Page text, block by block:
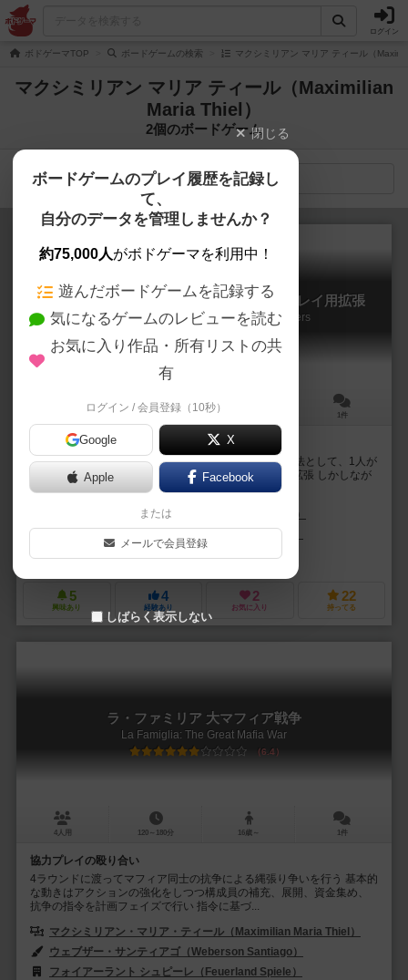
ログイン
ボドゲーマTOP ボードゲームの検索 マクシミリアン マリア ティール（
マクシミリアン マリア ティール（Maximilian
Maria Thiel）
2個のボードゲーム
検索メニュー
ラ・ファミリア 大マフィア戦争：2/3人プレイ用拡張
La Famiglia: Expansion for 2 and 3 Players
90～180分 1件
ラ・ファミリアを3人以下でプレイするべきか？
4人用として設計されたこのゲームを3人以下で遊ぶ方法として、1人が
複数のファミリーを使用しなくていいように作られた拡張 しかしなが
らこの拡張によってプレイしやすいようになっ...
ライムント・バルトセック（Raimund Bartossek）
ウェブザー・サンティアゴ（Weberson Santiago）
ボードゲーム・アトリエ（Boardgame Atelier）
5
興味あり
4
経験あり
2
お気に入り
22
持ってる
ラ・ファミリア 大マフィア戦争
La Famiglia: The Great Mafia War
6.4
4人用 120～180分 16歳～ 1件
協力プレイの殴り合い
4ラウンドに渡ってマフィア同士の抗争による縄張り争いを行う 基本的
な動きはアクションの強化をしつつ構成員の補充、展開、資金集め、
抗争の指令を計画フェイズで行い 指令に基づ...
マクシミリアン・マリア・ティール（Maximilian Maria Thiel）
ウェブザー・サンティアゴ（Weberson Santiago）
フォイアーラント シュピーレ（Feuerland Spiele）
閉じる
ボードゲームのプレイ履歴を記録し
て、
自分のデータを管理しませんか？
約75,000人がボドゲーマを利用中！
遊んだボードゲームを記録する
気になるゲームのレビューを読む
お気に入り作品・所有リストの共
有
ログイン / 会員登録（10秒）
Google X
Apple Facebook
または
メールで会員登録
しばらく表示しない